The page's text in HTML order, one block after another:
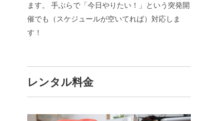
ます。
手ぶらで「今日やりたい！」という突発開
催でも（スケジュールが空いてれば）対応しま
す！
レンタル料金